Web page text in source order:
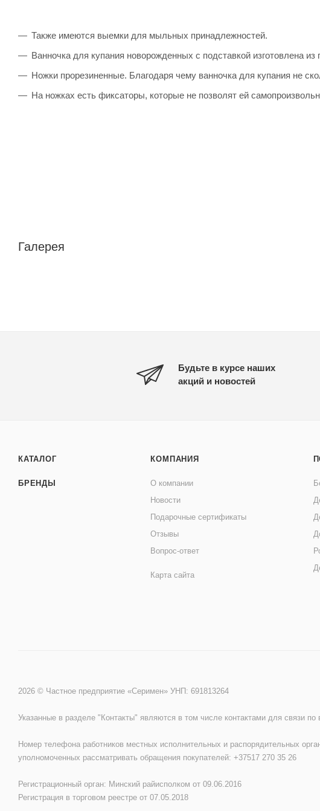
Также имеются выемки для мыльных принадлежностей.
Ванночка для купания новорожденных с подставкой изготовлена из
Ножки прорезиненные. Благодаря чему ванночка для купания не
На ножках есть фиксаторы, которые не позволят ей
Галерея
Будьте в курсе наших
акций и новостей
КАТАЛОГ
БРЕНДЫ
КОМПАНИЯ
О компании
Новости
Подарочные сертификаты
Отзывы
Вопрос-ответ
Карта сайта
2026 © Частное предприятие «Серимен» УНП: 691813264
Указанные в разделе "Контакты" являются в том числе контактами для связи
Номер телефона работников местных исполнительных и распорядительных
уполномоченных рассматривать обращения покупателей: +37517 270 35 26
Регистрационный орган: Минский райисполком от 09.06.2016
Регистрация в торговом реестре от 07.05.2018